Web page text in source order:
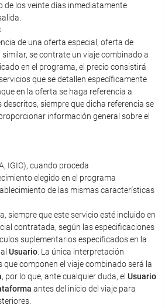
de los veinte días inmediatamente
de una oferta especial, oferta de
se contrate un viaje combinado a
en el programa, el precio consistirá
que se detallen específicamente
en la oferta se haga referencia a
siempre que dicha referencia se
información general sobre el
IGIC), cuando proceda
elegido en el programa
de las mismas características
siempre que este servicio esté incluido en
contratada, según las especificaciones
suplementarios especificados en la
Usuario . La única interpretación
componen el viaje combinado será la
, por lo que, ante cualquier duda, el Usuario
antes del inicio del viaje para